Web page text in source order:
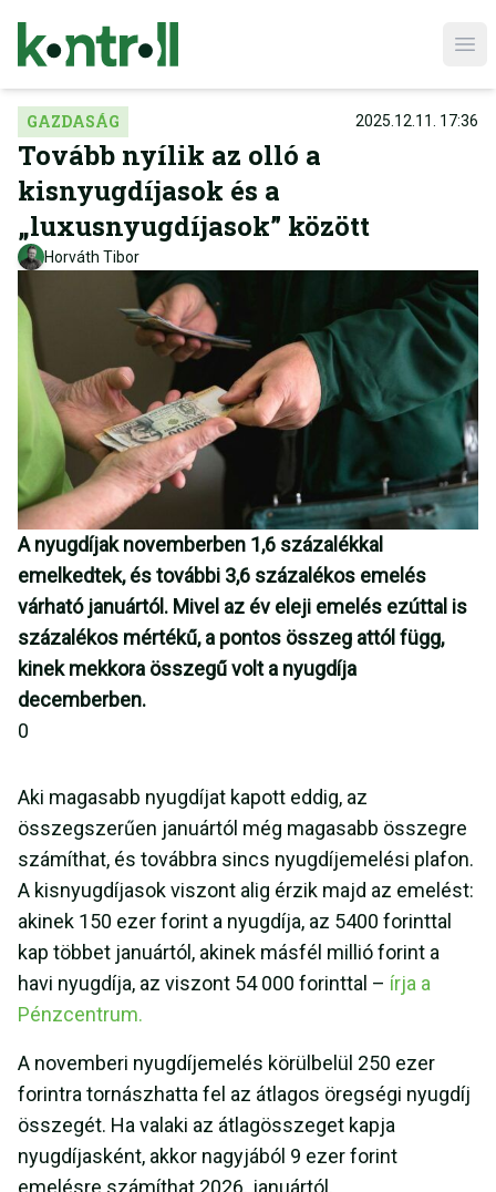
GAZDASÁG 2025.12.11. 17:36
Tovább nyílik az olló a
kisnyugdíjasok és a
„luxusnyugdíjasok” között
Horváth Tibor
A nyugdíjak novemberben 1,6 százalékkal
emelkedtek, és további 3,6 százalékos emelés
várható januártól. Mivel az év eleji emelés ezúttal is
százalékos mértékű, a pontos összeg attól függ,
kinek mekkora összegű volt a nyugdíja
decemberben.
0
Aki magasabb nyugdíjat kapott eddig, az
összegszerűen januártól még magasabb összegre
számíthat, és továbbra sincs nyugdíjemelési plafon.
A kisnyugdíjasok viszont alig érzik majd az emelést:
akinek 150 ezer forint a nyugdíja, az 5400 forinttal
kap többet januártól, akinek másfél millió forint a
havi nyugdíja, az viszont 54 000 forinttal – írja a
Pénzcentrum.
A novemberi nyugdíjemelés körülbelül 250 ezer
forintra tornászhatta fel az átlagos öregségi nyugdíj
összegét. Ha valaki az átlagösszeget kapja
nyugdíjasként, akkor nagyjából 9 ezer forint